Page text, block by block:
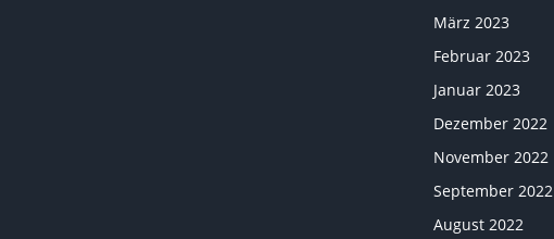
März 2023
Februar 2023
Januar 2023
Dezember 2022
November 2022
September 2022
August 2022